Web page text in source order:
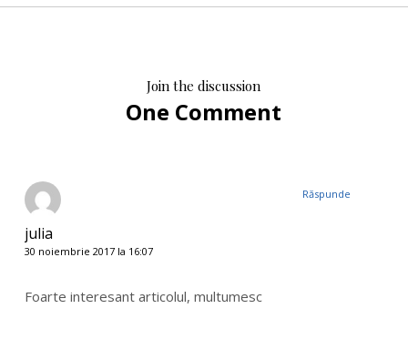
Join the discussion
One Comment
julia
30 noiembrie 2017 la 16:07
Foarte interesant articolul, multumesc
Răspunde